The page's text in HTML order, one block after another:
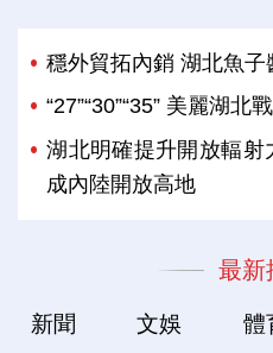
穩外貿拓內銷 湖北魚子
“27”“30”“35” 美麗湖北
湖北明確提升開放輻射
成內陸開放高地
最新
新聞 文娛 體